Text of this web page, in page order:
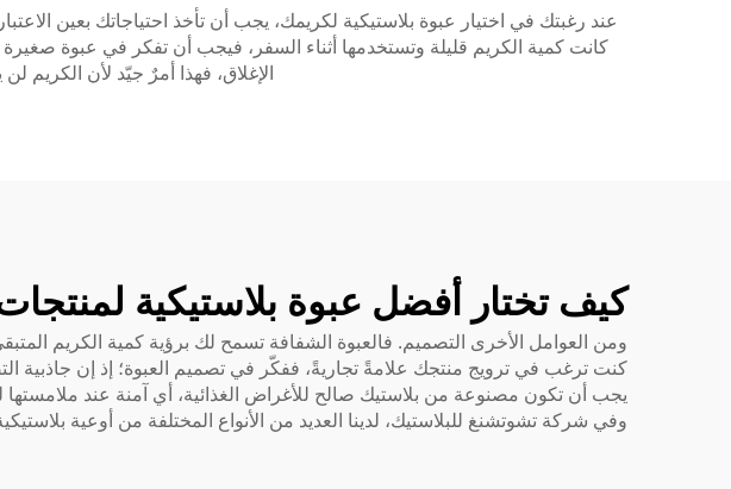
عند رغبتك في اختيار عبوة بلاستيكية لكريمك، يجب أن تأخذ احتياجاتك بعين
كانت كمية الكريم قليلة وتستخدمها أثناء السفر، فيجب أن تفكر في عبوة
الإغلاق، فهذا أمرٌ جيّد لأن
كيف تختار أفضل عبوة بلاستيكية
ومن العوامل الأخرى التصميم. فالعبوة الشفافة تسمح لك برؤية كمية الكريم
كنت ترغب في ترويج منتجك علامةً تجاريةً، ففكّر في تصميم العبوة؛ إذ إن جاذبية
يجب أن تكون مصنوعة من بلاستيك صالح للأغراض الغذائية، أي آمنة عند ملامستها
وفي شركة تشوتشنغ للبلاستيك، لدينا العديد من الأنواع المختلفة من أوعية